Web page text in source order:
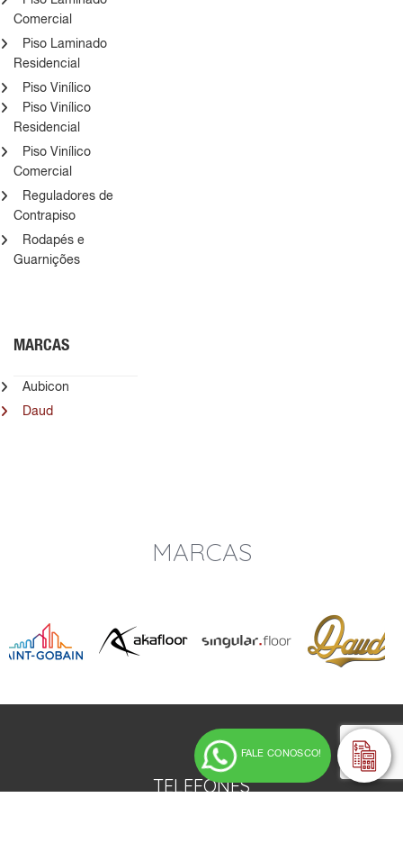
FALE CONOSCO!
Comercial
Piso Laminado
Residencial
Piso Vinílico
Piso Vinílico
Residencial
Piso Vinílico
Comercial
Reguladores de
Contrapiso
Rodapés e
Guarnições
MARCAS
Aubicon
Daud
MARCAS
TELEFONES